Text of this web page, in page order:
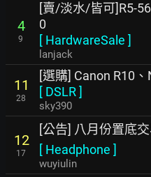
4
9
[賣/淡水/皆可]R5-
0
[ HardwareSale ]
lanjack
11
28
[選購] Canon R10、
[ DSLR]
sky390
12
17
[公告] 八月份置底
[ Headphone ]
wuyiulin